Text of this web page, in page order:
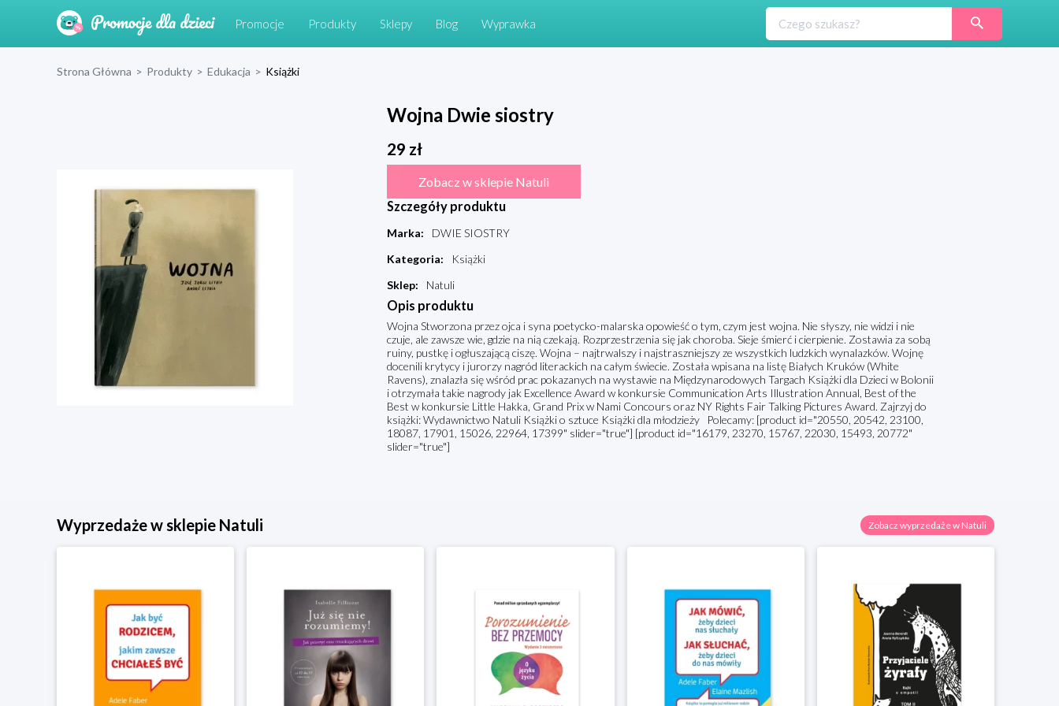
Promocje Produkty Sklepy Blog Wyprawka
Strona Główna > Produkty > Edukacja > Książki
Wojna Dwie siostry
29 zł
Zobacz w sklepie Natuli
Szczegóły produktu
Marka:
DWIE SIOSTRY
Kategoria:
Książki
Sklep: Natuli
Opis produktu
Wojna Stworzona przez ojca i syna poetycko-malarska opowieść o tym, czym jest wojna. Nie słyszy, nie widzi i nie
czuje, ale zawsze wie, gdzie na nią czekają. Rozprzestrzenia się jak choroba. Sieje śmierć i cierpienie. Zostawia za sobą
ruiny, pustkę i ogłuszającą ciszę. Wojna – najtrwalszy i najstraszniejszy ze wszystkich ludzkich wynalazków. Wojnę
docenili krytycy i jurorzy nagród literackich na całym świecie. Została wpisana na listę Białych Kruków (White
Ravens), znalazła się wśród prac pokazanych na wystawie na Międzynarodowych Targach Książki dla Dzieci w Bolonii
i otrzymała takie nagrody jak Excellence Award w konkursie Communication Arts Illustration Annual, Best of the
Best w konkursie Little Hakka, Grand Prix w Nami Concours oraz NY Rights Fair Talking Pictures Award. Zajrzyj do
książki: Wydawnictwo Natuli Książki o sztuce Książki dla młodzieży Polecamy: [product id="20550, 20542, 23100,
18087, 17901, 15026, 22964, 17399" slider="true"] [product id="16179, 23270, 15767, 22030, 15493, 20772"
slider="true"]
Wyprzedaże w sklepie Natuli Zobacz wyprzedaże w Natuli